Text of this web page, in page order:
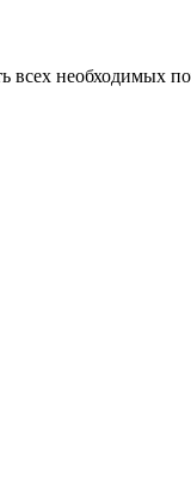
необходимых